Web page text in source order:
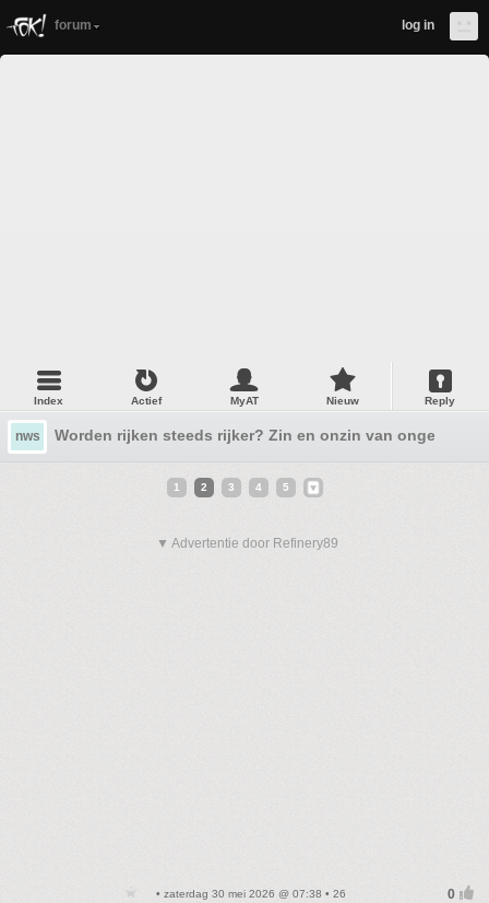
forum log in
Index Actief MyAT Nieuw Reply
nws Worden rijken steeds rijker? Zin en onzin van
1 2 3 4 5
▼ Advertentie door Refinery89
• zaterdag 30 mei 2026 @ 07:38 • 26